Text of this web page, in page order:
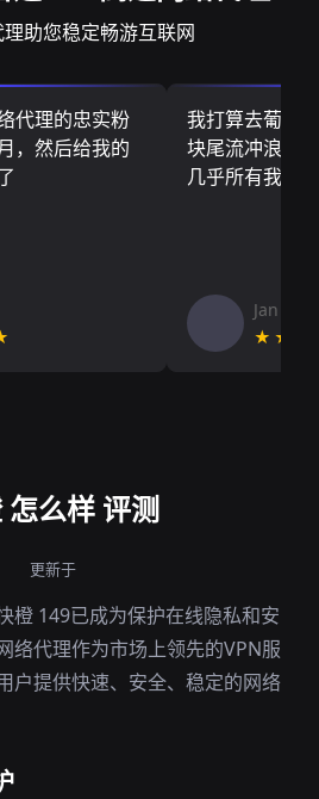
助您稳定畅游互联网
代理的忠实粉
，然后给我的
我打算去葡萄
块尾流冲浪板
几乎所有我需
Jan V
怎么样 评测
更新于
橙 149已成为保护在线隐私和安
络代理作为市场上领先的VPN服
户提供快速、安全、稳定的网络